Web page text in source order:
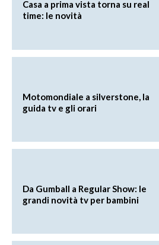
Casa a prima vista torna su real
time: le novità
Motomondiale a silverstone, la
guida tv e gli orari
Da Gumball a Regular Show: le
grandi novità tv per bambini